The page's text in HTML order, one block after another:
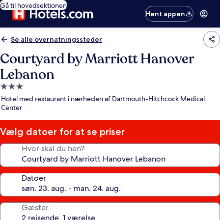
Gå til hovedsektionen
Hent appen
Se alle overnatningssteder
Courtyard by Marriott Hanover
Lebanon
3.0-
stjernet
overnatningssted
Hotel med restaurant i nærheden af Dartmouth-Hitchcock Medical
Center
Vælg datoer for at se priser
Hvor skal du hen?
Datoer
Gæster